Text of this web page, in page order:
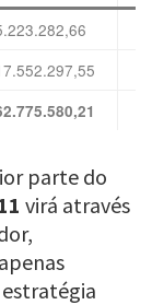
parte do
virá através